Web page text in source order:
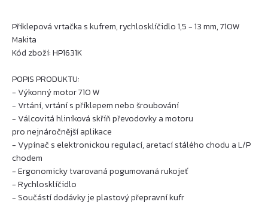
Příklepová vrtačka s kufrem, rychlosklíčidlo 1,5 - 13 mm, 710W
Makita
Kód zboží: HP1631K
POPIS PRODUKTU:
- Výkonný motor 710 W
- Vrtání, vrtání s příklepem nebo šroubování
- Válcovitá hliníková skříň převodovky a motoru
pro nejnáročnější aplikace
- Vypínač s elektronickou regulací, aretací stálého chodu a L/P
chodem
- Ergonomicky tvarovaná pogumovaná rukojeť
- Rychlosklíčidlo
- Součástí dodávky je plastový přepravní kufr